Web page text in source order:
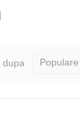
dupa